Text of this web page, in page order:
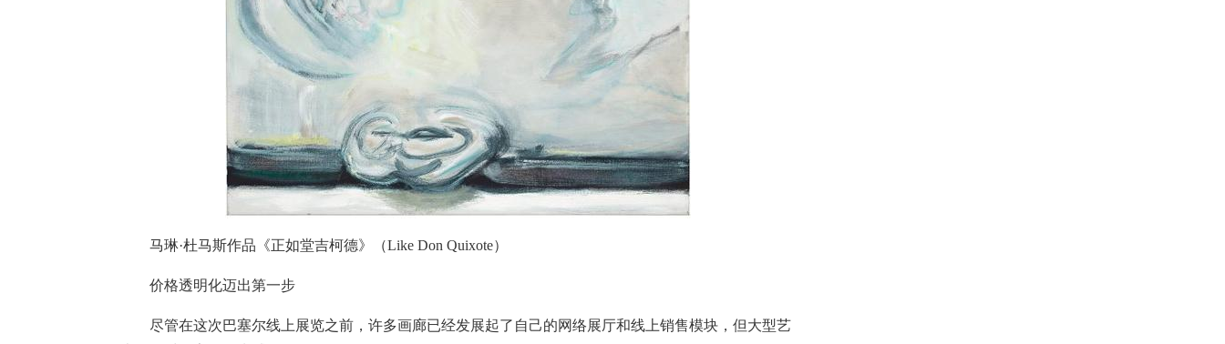
马琳·杜马斯作品《正如堂吉柯德》（Like Don Quixote）
价格透明化迈出第一步
尽管在这次巴塞尔线上展览之前，许多画廊已经发展起了自己的网络展厅和线上销售模块，但大型艺